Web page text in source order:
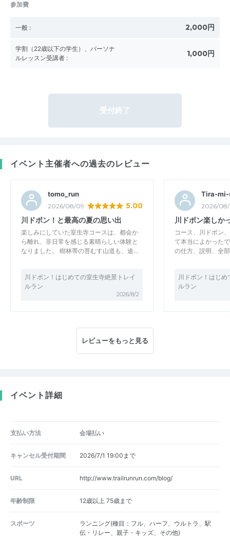
参加費
一般 : 2,000円
学割（22歳以下の学生）、パーソナ
ルレッスン受講者 : 1,000円
受付終了
イベント主催者への過去のレビュー
tomo_run
2026/08/09 5.00
川ドボン！と最高の夏の思い出
楽しみにしていた室生寺コースは、都会か
ら離れ、非日常を感じる素晴らしい体験と
なりました。 樹林帯の苔むす山道も、途…
川ドボン！はじめての室生寺絶景トレイ
ルラン
2026/8/2
Tira-mi-
2026/
川ドボン楽しか
コース、川ドボン
て本当によかった
の仕方、説明、全
川ドボン！はじ
ルラン
レビューをもっと見る
イベント詳細
支払い方法 会場払い
キャンセル受付期間 2026/7/1 19:00まで
URL http://www.trailrunrun.com/blog/
年齢制限 12歳以上 75歳まで
スポーツ
ランニング(種目：フル、ハーフ、ウルトラ、駅
伝・リレー、親子・キッズ、その他)